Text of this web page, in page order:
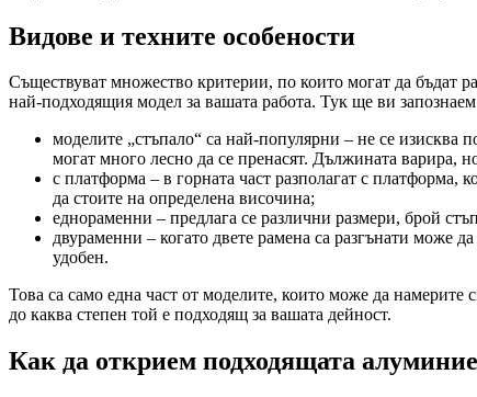
Видове и техните особености
Съществуват множество критерии, по които могат да бъдат
най-подходящия модел за вашата работа. Тук ще ви
моделите „стъпало“ са най-популярни – не се изисква
могат много лесно да се пренасят. Дължината варира,
с платформа – в горната част разполагат с платформа,
да стоите на определена височина;
еднораменни – предлага се различни размери, брой
двураменни – когато двете рамена са разгънати може
удобен.
Това са само една част от моделите, които може да намерите
до каква степен той е подходящ за вашата дейност.
Как да открием подходящата